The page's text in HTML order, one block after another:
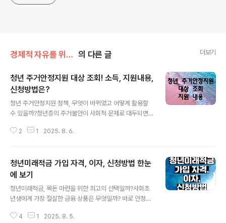
경제적 자유를 위한 길 의 다른 글 더보기
청년 주거안정지원 대상 조회! 소득, 지원내용,
신청방법은?
청년 주거안정지원 정책, 무엇이 바뀌었고 어떻게 활용할
수 있을까?청년층의 주거불안이 사회적 문제로 대두되면
해 시행하고 있습니다. 특히 고물가, 고금리 시대에 청년층
주거비 보조, 공공임대 확대, 지자체별 맞춤형 사업 등으로
세분화되고 있습니다. 이 글에서는 현재 시행 중인 주요 청
년 주거안정지원 정책과 그 활용법을 정리해드리겠습니다.
청년 주거안정지원이 필요한 이유청년 1인가구, 사회초년
자립을 위한 주거비용 부담이 매우 큽니다. 특히 수도권 지
2 1 2025. 8. 6.
청년미래적금 가입 자격, 이자, 신청방법 한눈
에 보기
청년미래적금, 목돈 마련을 위한 최고의 선택일까?사회초
년생에게 가장 절실한 금융 상품은 무엇일까? 바로 안정적
최근 뜨거운 관심을 받고 있는 금융 상품이 바로 ‘청년미래
4 1 2025. 8. 5.